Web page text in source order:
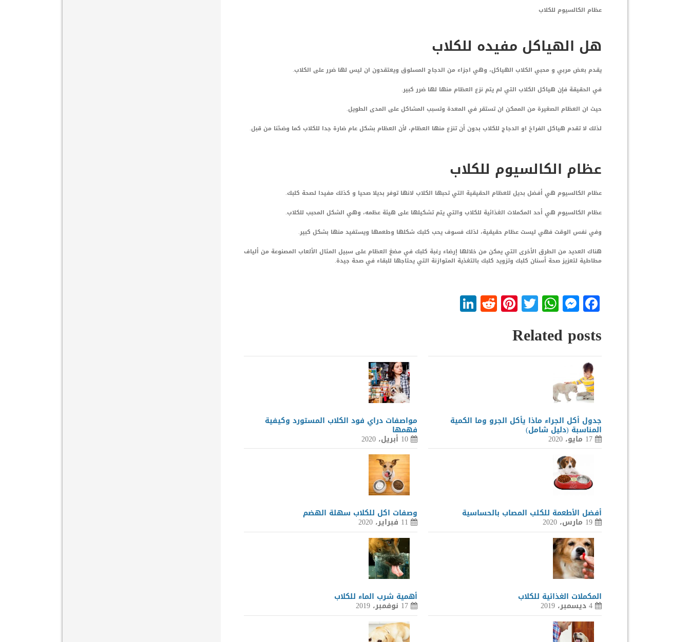
عظام الكالسيوم للكلاب
هل الهياكل مفيده للكلاب
يقدم بعض مربي و محبي الكلاب الهياكل، وهي اجزاء من الدجاج المسلوق ويعتقدون ان ليس لها ضرر على الكلاب.
في الحقيقة فإن هياكل الكلاب التي لم يتم نزع العظام منها لها ضرر كبير.
حيث ان العظام الصغيرة من الممكن ان تستقر في المعدة وتسبب المشاكل على المدى الطويل.
لذلك لا تقدم هياكل الفراخ او الدجاج للكلاب بدون أن تنزع منها العظام، لأن العظام بشكل عام ضارة جدا للكلاب كما وضحّنا من قبل.
عظام الكالسيوم للكلاب
عظام الكالسيوم هي أفضل بديل للعظام الحقيقية التي تحبها الكلاب لانها توفر بديلا صحيا و كذلك مفيدا لصحة كلبك.
عظام الكالسيوم هي أحد المكملات الغذائية للكلاب والتي يتم تشكيلها على هيئة عظمه، وهي الشكل المحبب للكلاب.
وفي نفس الوقت فهي ليست عظام حقيقية، لذلك فسوف يحب كلبك شكلها وطعمها ويستفيد منها بشكل كبير.
هناك العديد من الطرق الأخرى التي يمكن من خلالها إرضاء رغبة كلبك في مضغ العظام على سبيل المثال الألعاب المصنوعة من ألياف
مطاطية لتعزيز صحة أسنان كلبك وتزويد كلبك بالتغذية المتوازنة التي يحتاجها للبقاء في صحة جيدة.
Facebook
Messenger
WhatsApp
Twitter
Pinterest
Reddit
Related posts
جدول أكل الجراء ماذا يأكل الجرو وما الكمية
المناسبة (دليل شامل)
17 مايو، 2020
مواصفات دراي فود الكلاب المستورد وكيفية
فهمها
10 أبريل، 2020
أفضل الأطعمة للكلب المصاب بالحساسية
19 مارس، 2020
وصفات اكل للكلاب سهلة الهضم
11 فبراير، 2020
المكملات الغذائية للكلاب
4 ديسمبر، 2019
أهمية شرب الماء للكلاب
17 نوفمبر، 2019